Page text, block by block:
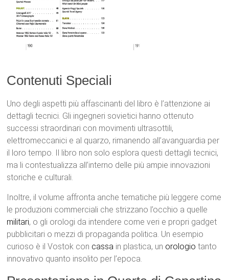
Contenuti Speciali
Uno degli aspetti più affascinanti del libro è l’attenzione ai
dettagli tecnici. Gli ingegneri sovietici hanno ottenuto
successi straordinari con movimenti ultrasottili,
elettromeccanici e al quarzo, rimanendo all’avanguardia per
il loro tempo. Il libro non solo esplora questi dettagli tecnici,
ma li contestualizza all’interno delle più ampie innovazioni
storiche e culturali.
Inoltre, il volume affronta anche tematiche più leggere come
le produzioni commerciali che strizzano l’occhio a quelle
militari, o gli orologi da intendere come veri e propri gadget
pubblicitari o mezzi di propaganda politica. Un esempio
curioso è il Vostok con cassa in plastica, un orologio tanto
innovativo quanto insolito per l’epoca.